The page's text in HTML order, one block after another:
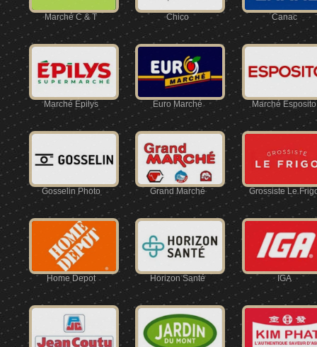
Marché C & T Chico Canac
Marché Épilys Euro Marché Marché Esposito
Gosselin Photo Grand Marché Grossiste Le
Home Depot Horizon Santé IGA